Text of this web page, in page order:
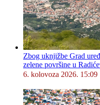
Zbog uknjižbe Grad
zelene površine u
6. kolovoza 2026. 15:09